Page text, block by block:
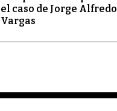
el caso de Jorge Alfredo
Vargas